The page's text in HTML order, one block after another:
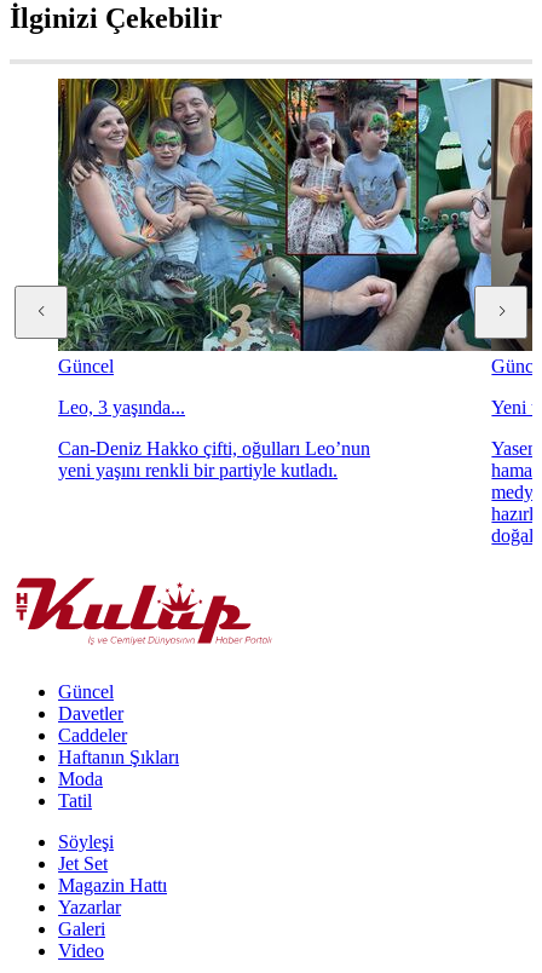
İlginizi Çekebilir
Güncel
Leo, 3 yaşında...
Can-Deniz Hakko çifti, oğulları Leo’nun
yeni yaşını renkli bir partiyle kutladı.
Yeni
doğal
Güncel
Davetler
Caddeler
Haftanın Şıkları
Moda
Tatil
Söyleşi
Jet Set
Magazin Hattı
Yazarlar
Galeri
Video